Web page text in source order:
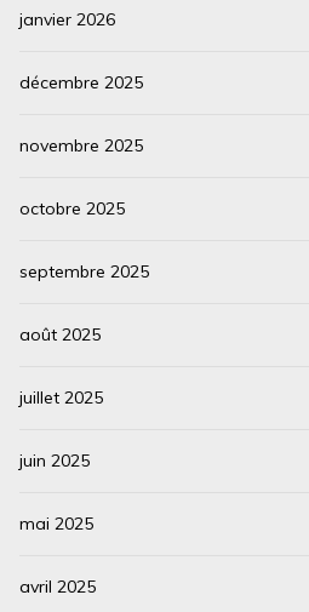
janvier 2026
décembre 2025
novembre 2025
octobre 2025
septembre 2025
août 2025
juillet 2025
juin 2025
mai 2025
avril 2025